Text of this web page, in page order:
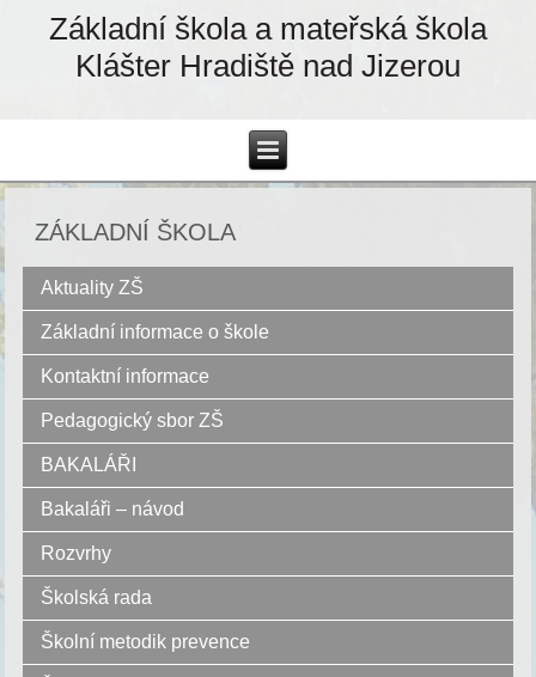
Základní škola a mateřská škola
Klášter Hradiště nad Jizerou
ZÁKLADNÍ ŠKOLA
Aktuality ZŠ
Základní informace o škole
Kontaktní informace
Pedagogický sbor ZŠ
BAKALÁŘI
Bakaláři – návod
Rozvrhy
Školská rada
Školní metodik prevence